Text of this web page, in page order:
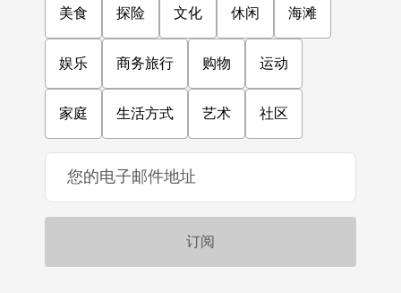
美食 探险 文化 休闲 海滩
娱乐 商务旅行 购物 运动
家庭 生活方式 艺术 社区